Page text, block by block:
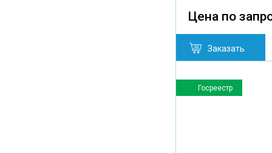
Цена по
Заказать
Госреестр